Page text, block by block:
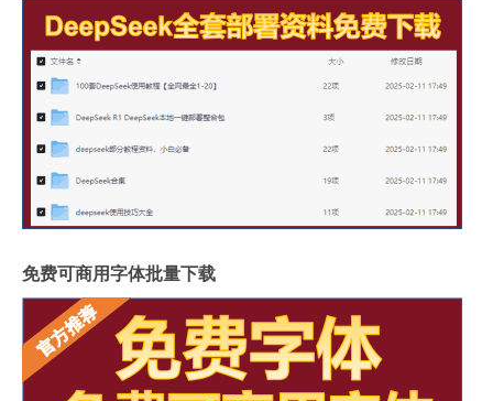
免费可商用字体批量下载